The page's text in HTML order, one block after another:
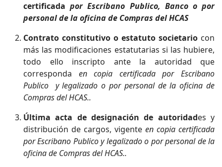
certificadapor Escribano Publico, Banco o por
personal de la oficina de Compras del HCAS
Contrato constitutivo o estatuto societario con
más las modificaciones estatutarias si las hubiere,
todo ello inscripto ante la autoridad que
corresponda en copia certificada por Escribano
Publico y legalizado o por personal de la oficina de
Compras del HCAS..
Última acta de designación de autoridades y
distribución de cargos, vigente en copia certificada
por Escribano Publico y legalizado o por personal de la
oficina de Compras del HCAS..